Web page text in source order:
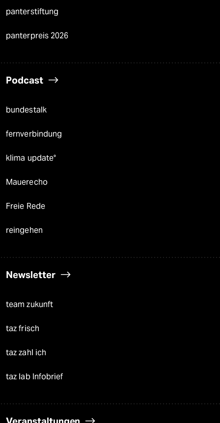
panterstiftung
panterpreis 2026
Podcast
bundestalk
fernverbindung
klima update°
Mauerecho
Freie Rede
reingehen
Newsletter
team zukunft
taz frisch
taz zahl ich
taz lab Infobrief